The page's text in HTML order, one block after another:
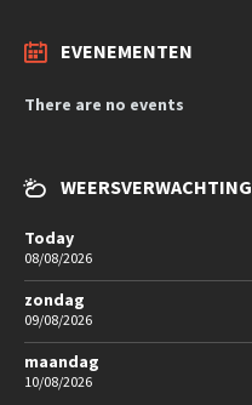
EVENEMENTEN
There are no events
WEERSVERWACHTING
Today
08/08/2026
zondag
09/08/2026
maandag
10/08/2026